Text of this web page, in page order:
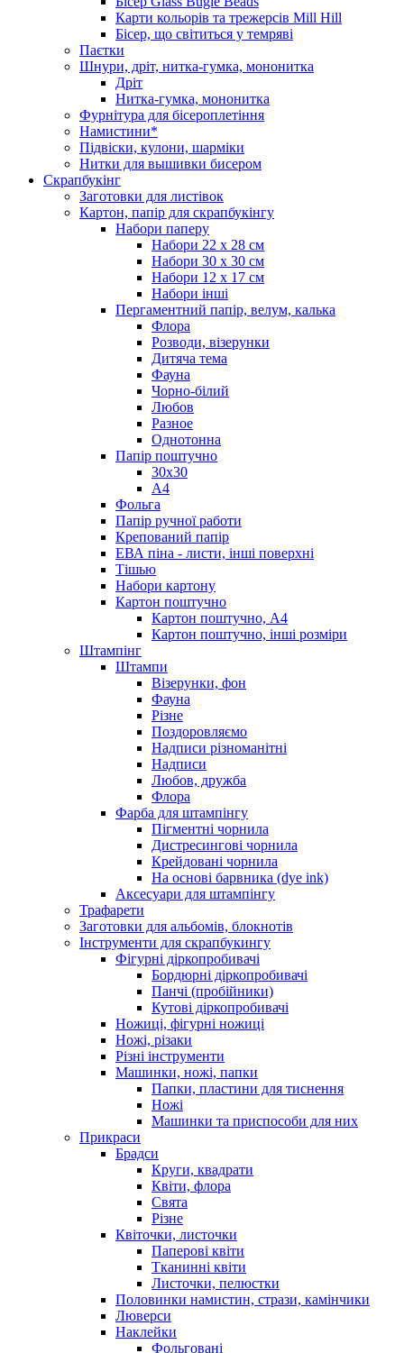
Карти кольорів та трежерсів Mill Hill
Бісер, що світиться у темряві
Паєтки
Шнури, дріт, нитка-гумка, мононитка
Дріт
Нитка-гумка, мононитка
Фурнітура для бісероплетіння
Намистини*
Підвіски, кулони, шарміки
Нитки для вышивки бисером
Скрапбукінг
Заготовки для листівок
Картон, папір для скрапбукінгу
Набори паперу
Набори 22 х 28 см
Набори 30 х 30 см
Набори 12 х 17 см
Набори інші
Пергаментний папір, велум, калька
Флора
Розводи, візерунки
Дитяча тема
Фауна
Чорно-білий
Любов
Разное
Однотонна
Папір поштучно
30х30
А4
Фольга
Папір ручної работи
Крепований папір
ЕВА піна - листи, інші поверхні
Тішью
Набори картону
Картон поштучно
Картон поштучно, А4
Картон поштучно, інші розміри
Штампінг
Штампи
Візерунки, фон
Фауна
Різне
Поздоровляємо
Надписи різноманітні
Надписи
Любов, дружба
Флора
Фарба для штампінгу
Пігментні чорнила
Дистресингові чорнила
Крейдовані чорнила
На основі барвника (dye ink)
Аксесуари для штампінгу
Трафарети
Заготовки для альбомів, блокнотів
Інструменти для скрапбукингу
Фігурні діркопробивачі
Бордюрні діркопробивачі
Панчі (пробійники)
Кутові діркопробивачі
Ножиці, фігурні ножиці
Ножі, різаки
Різні інструменти
Машинки, ножі, папки
Папки, пластини для тиснення
Ножі
Машинки та приспособи для них
Прикраси
Брадси
Круги, квадрати
Квіти, флора
Свята
Різне
Квіточки, листочки
Паперові квіти
Тканинні квіти
Листочки, пелюстки
Половинки намистин, стрази, камінчики
Люверси
Наклейки
Фольговані